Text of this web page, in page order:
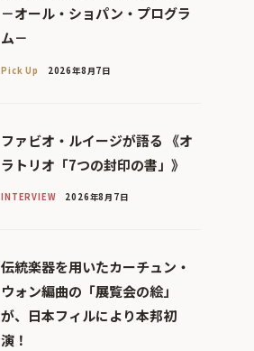
－オール・ショパン・プログラ
ム－
Pick Up 2026年8月7日
ファビオ・ルイージが語る 《オ
ラトリオ「7つの封印の書」》
INTERVIEW 2026年8月7日
伝統楽器を用いたカーチュン・
ウォン編曲の「展覧会の絵」
が、日本フィルにより本邦初
演！